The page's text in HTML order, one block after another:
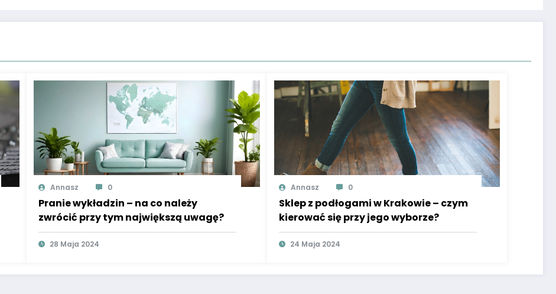
Annasz 0
Pranie wykładzin – na co należy
zwrócić przy tym największą uwagę?
28 Maja 2024
Annasz 0
Sklep z podłogami w Krakowie – czym
kierować się przy jego wyborze?
24 Maja 2024